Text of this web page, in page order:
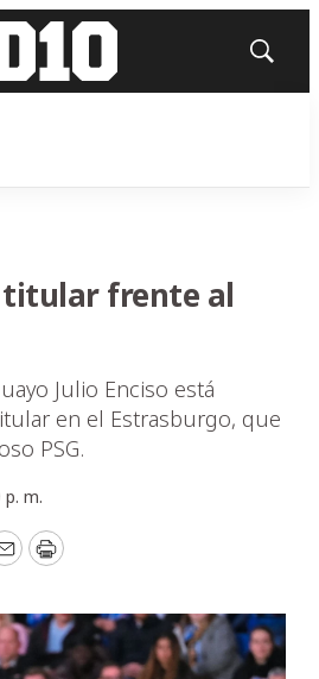
Mostrar
titular frente al
Julio Enciso está
en el Estrasburgo, que
PSG.
m.
EmailPrint